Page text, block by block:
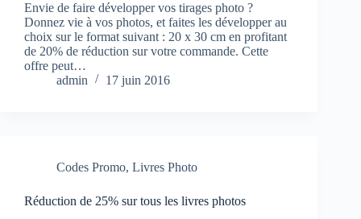
Envie de faire développer vos tirages photo ?
Donnez vie à vos photos, et faites les développer au
choix sur le format suivant : 20 x 30 cm en profitant
de 20% de réduction sur votre commande. Cette
offre peut…
admin
17 juin 2016
Codes Promo, Livres Photo
Réduction de 25% sur tous les livres photos